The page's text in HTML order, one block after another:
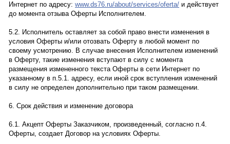
Интернет по адресу: www.ds76.ru/about/services/oferta/ и действует
до момента отзыва Оферты Исполнителем.
5.2. Исполнитель оставляет за собой право внести изменения в
условия Оферты и/или отозвать Оферту в любой момент по
своему усмотрению. В случае внесения Исполнителем изменений
в Оферту, такие изменения вступают в силу с момента
размещения измененного текста Оферты в сети Интернет по
указанному в п.5.1. адресу, если иной срок вступления изменений
в силу не определен дополнительно при таком размещении.
6. Срок действия и изменение договора
6.1. Акцепт Оферты Заказчиком, произведенный, согласно п.4.
Оферты, создает Договор на условиях Оферты.